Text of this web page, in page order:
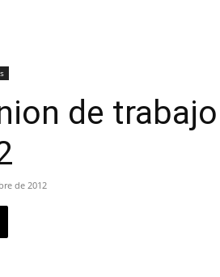
HVAC/R
de
de 2012